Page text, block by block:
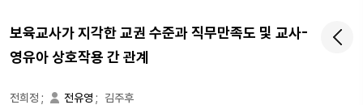
보육교사가 지각한 교권 수준과 직무만족도 및 교사-
영유아 상호작용 간 관계
전희정 ; 전유영 ;
김주후